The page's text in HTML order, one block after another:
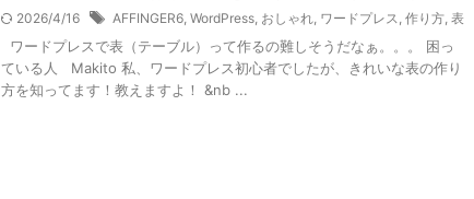
2026/4/16 AFFINGER6, WordPress, おしゃれ, ワードプレス, 作り方, 表
ワードプレスで表（テーブル）って作るの難しそうだなぁ。。。 困っ
ている人 Makito 私、ワードプレス初心者でしたが、きれいな表の作り
方を知ってます！教えますよ！ &nb ...